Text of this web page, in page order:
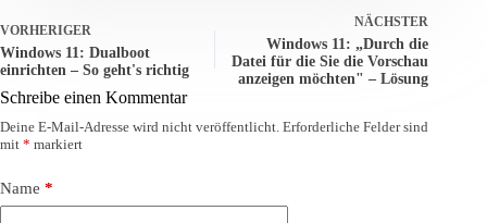
VORHERIGER
Windows 11: Dualboot
einrichten – So geht's richtig
NÄCHSTER
Windows 11: „Durch die
Datei für die Sie die Vorschau
anzeigen möchten" – Lösung
Schreibe einen Kommentar
Deine E-Mail-Adresse wird nicht veröffentlicht. Erforderliche Felder sind
mit * markiert
Name *